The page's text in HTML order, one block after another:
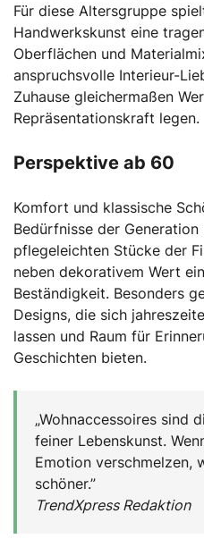
Für diese Altersgruppe
Handwerkskunst eine
Oberflächen und
anspruchsvolle Interieur-
Zuhause gleichermaßen
Repräsentationskraft legen.
Perspektive ab 60
Komfort und klassische
Bedürfnisse der
pflegeleichten Stücke der
neben dekorativem Wert
Beständigkeit. Besonders
Designs, die sich
lassen und Raum für
Geschichten bieten.
„Wohnaccessoires sind
feiner Lebenskunst.
Emotion verschmelzen,
schöner.”
TrendXpress Redaktion